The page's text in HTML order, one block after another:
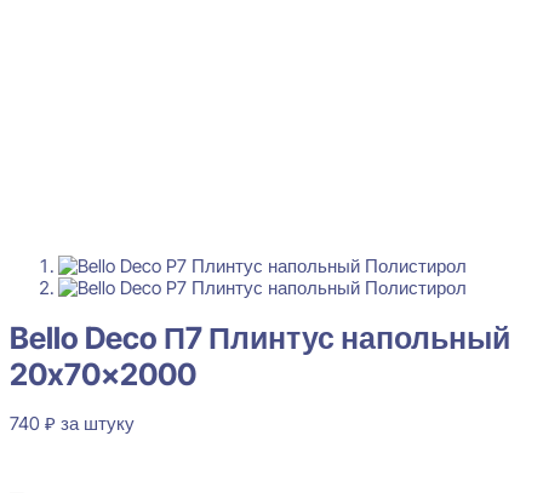
Bello Deco П7 Плинтус напольный
20x70x2000
740 ₽ за штуку